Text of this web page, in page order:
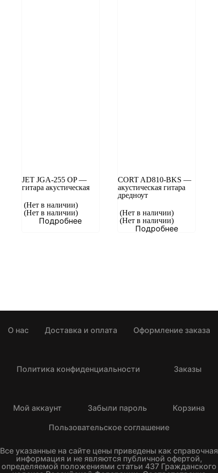
JET JGA-255 OP —
гитара акустическая
(Нет в наличии)
(Нет в наличии)
Подробнее
CORT AD810-BKS —
акустическая гитара
дредноут
(Нет в наличии)
(Нет в наличии)
Подробнее
О нас Доставка и оплата Оформление заказа
Политика конфиденциальности Заказы
Мой аккаунт Забыли пароль
Корзина
Пользовательское соглашение
Все указанные на сайте цены приведены как справочная
информация и не являются публичной офертой,
определяемой положениями статьи 437 Гражданского